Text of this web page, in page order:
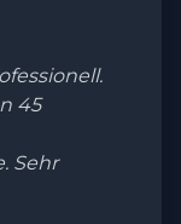
45
Sehr